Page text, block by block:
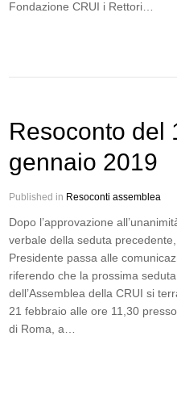
Fondazione CRUI i Rettori…
Resoconto del
gennaio 2019
Published in Resoconti assemblea
Dopo l’approvazione
verbale della seduta
Presidente passa alle
riferendo che la prossima seduta
dell’Assemblea della CRUI si
21 febbraio alle ore 11,30
di Roma, a…